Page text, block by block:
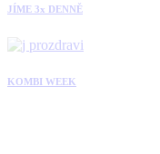
JÍME 3x DENNĚ
KOMBI WEEK